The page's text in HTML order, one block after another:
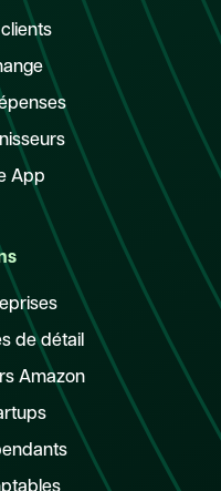
App
de détail
Amazon